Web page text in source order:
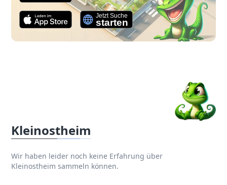
Kleinostheim
Wir haben leider noch keine Erfahrung über
Kleinostheim sammeln können.